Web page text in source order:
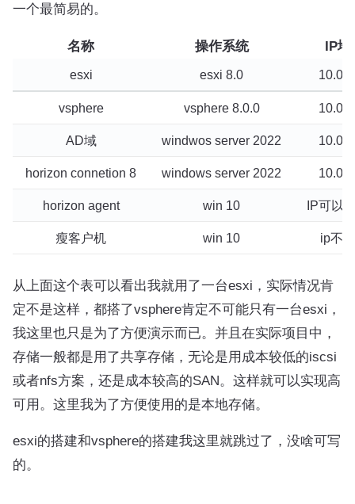
一个最简易的。
名称 操作系统 IP地
esxi esxi 8.0
vsphere vsphere 8.0.0
AD域 windwos server 2022
horizon connetion 8 windows server 2022
horizon agent win 10 IP可以
瘦客户机 win 10 ip不
从上面这个表可以看出我就用了一台esxi，实际情况肯
定不是这样，都搭了vsphere肯定不可能只有一台esxi，
我这里也只是为了方便演示而已。并且在实际项目中，
存储一般都是用了共享存储，无论是用成本较低的iscsi
或者nfs方案，还是成本较高的SAN。这样就可以实现高
可用。这里我为了方便使用的是本地存储。
esxi的搭建和vsphere的搭建我这里就跳过了，没啥可写
的。